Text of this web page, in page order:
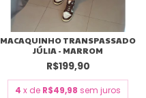
MACAQUINHO TRANSPASSADO
JÚLIA - MARROM
R$199,90
4 x de R$49,98 sem juros